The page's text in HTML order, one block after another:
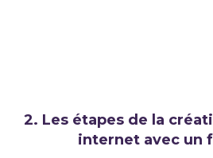
2. Les étapes de la
internet avec un